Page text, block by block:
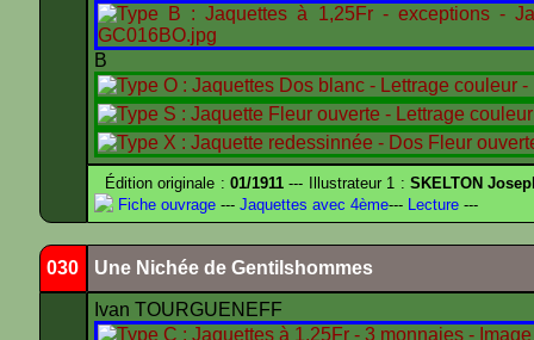
B
Édition originale : 01/1911 --- Illustrateur 1 : SKELTON
Fiche ouvrage --- Jaquettes avec 4ème--- Lecture ---
030 Une Nichée de Gentilshommes
Ivan TOURGUENEFF